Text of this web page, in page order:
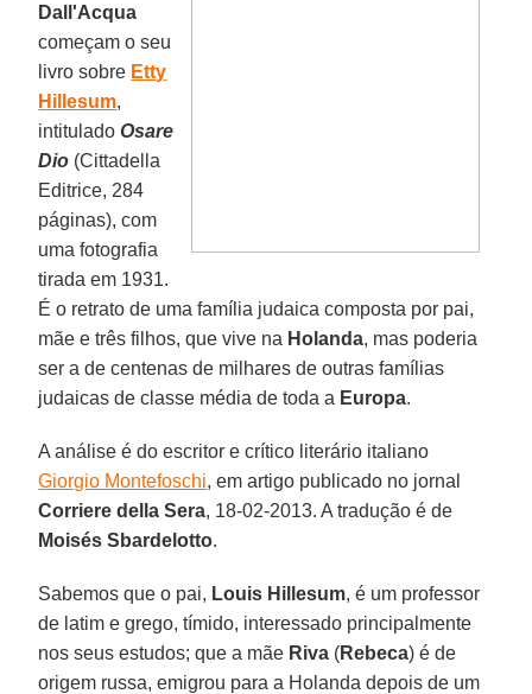
Dall'Acqua
começam o seu
livro sobre Etty
Hillesum,
intituladoOsare
Dio (Cittadella
Editrice, 284
páginas), com
uma fotografia
tirada em 1931.
É o retrato de uma família judaica composta por pai,
mãe e três filhos, que vive na Holanda, mas poderia
ser a de centenas de milhares de outras famílias
judaicas de classe média de toda a Europa.
A análise é do escritor e crítico literário italiano
Giorgio Montefoschi, em artigo publicado no jornal
Corriere della Sera, 18-02-2013. A tradução é de
Moisés Sbardelotto.
Sabemos que o pai, Louis Hillesum, é um professor
de latim e grego, tímido, interessado principalmente
nos seus estudos; que a mãe Riva (Rebeca) é de
origem russa, emigrou para a Holanda depois de um